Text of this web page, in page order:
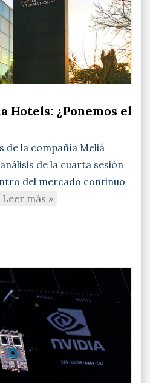
Hotels: ¿Ponemos el
de la compañía Meliá
de la cuarta sesión
del mercado continuo
Leer más »